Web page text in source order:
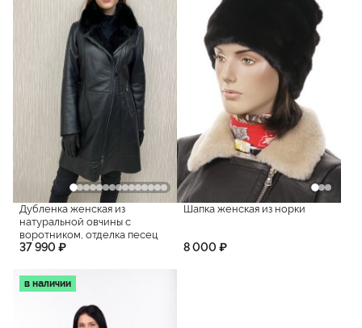
Дубленка женская из
натуральной овчины с
воротником, отделка песец
37 990 ₽
Шапка женская из норки
8 000 ₽
в наличии